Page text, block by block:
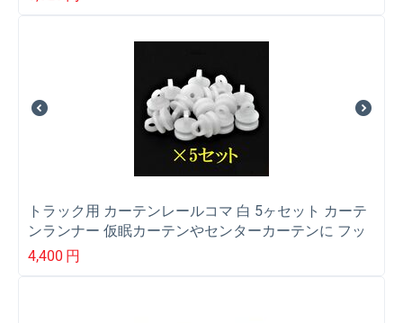
トラック用 カーテンレールコマ 白 5ヶセット カーテ
ンランナー 仮眠カーテンやセンターカーテンに フッ
クかけ
4,400 円